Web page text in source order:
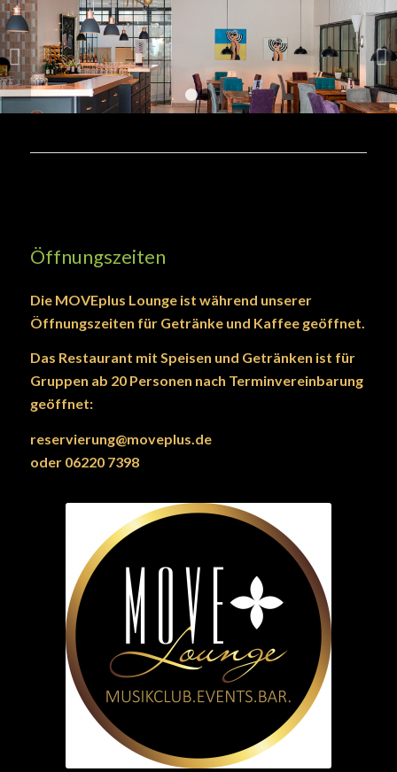
Weiter
1 2
Öffnungszeiten
Die MOVEplus Lounge ist während unserer
Öffnungszeiten für Getränke und Kaffee geöffnet.
Das Restaurant mit Speisen und Getränken ist für
Gruppen ab 20 Personen nach Terminvereinbarung
geöffnet:
reservierung@moveplus.de
oder 06220 7398